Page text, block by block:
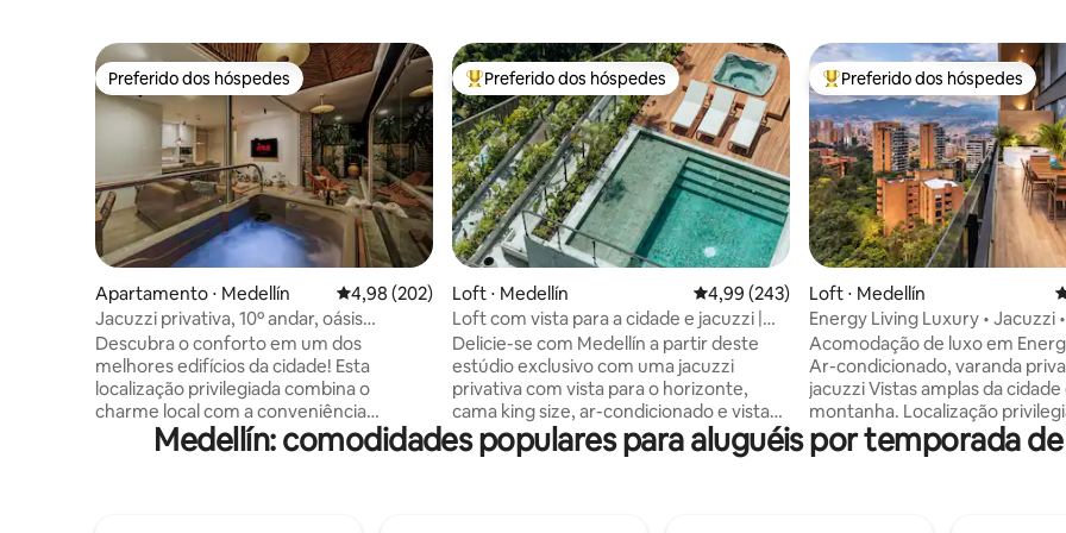
Preferido dos hóspedes
Preferido dos hóspedes
Apartamento ⋅ Medellín 4,98 de uma avaliação média de 5, 202 avaliações
4,98 (202)
Jacuzzi privativa, 10º andar, oásis
encantador
Descubra o conforto em um dos
melhores edifícios da cidade! Esta
localização privilegiada combina o
charme local com a conveniência
moderna, acolhendo tanto os moradores
quanto os visitantes. Desfrute de
Entre os melhores preferidos dos hóspedes
Preferido dos hóspedes
Loft ⋅ Medellín 4,99 de uma avaliação média de 5, 243
4,99 (243)
Loft com vista para a cidade e jacuzzi |
Localização privilegiada em Provenza
Delicie-se com Medellín a partir deste
estúdio exclusivo com uma jacuzzi
privativa com vista para o horizonte,
cama king size, ar-condicionado e vistas
deslumbrantes da cidade — o melhor
retiro para elegância, conforto e vida
Entre os melhores preferidos
Preferido dos hóspedes
Loft ⋅ Medellín
Energy Living Luxury • Jacuzzi
Varanda com vista
Acomodação de luxo em
Ar-condicionado, varanda
jacuzzi Vistas amplas da cidade e da
montanha. Localização
poucos minutos de Provenza.
mais emblemático de Medellín. • Varanda
Medellín: comodidades populares para aluguéis por temporada